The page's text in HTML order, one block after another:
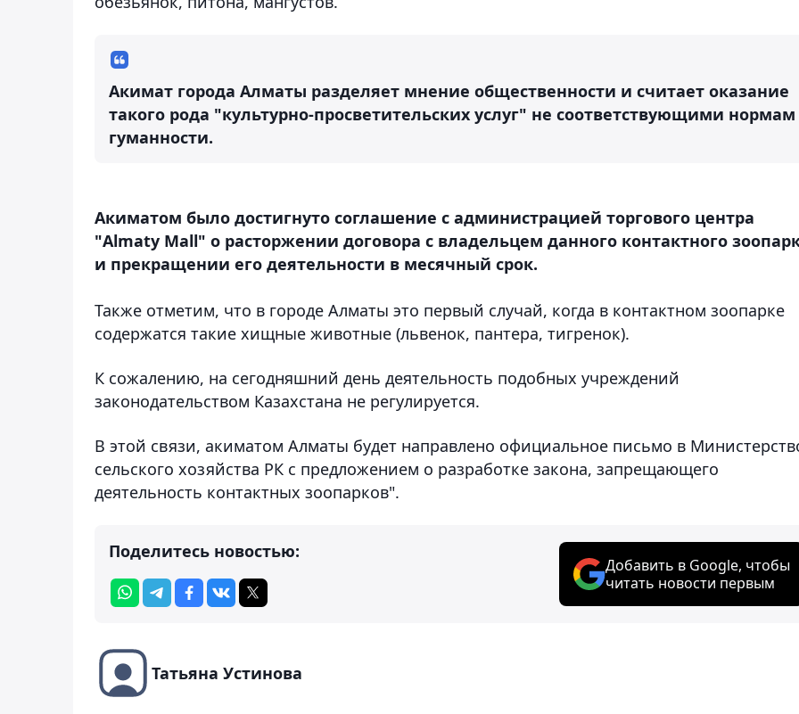
Акимат города Алматы разделяет мнение общественности и считает оказание
такого рода "культурно-просветительских услуг" не соответствующими нормам
гуманности.
Акиматом было достигнуто соглашение с администрацией торгового центра
"Almaty Mall" о расторжении договора с владельцем данного контактного
и прекращении его деятельности в месячный срок.
Также отметим, что в городе Алматы это первый случай, когда в контактном зоопарке
содержатся такие хищные животные (львенок, пантера, тигренок).
К сожалению, на сегодняшний день деятельность подобных учреждений
законодательством Казахстана не регулируется.
В этой связи, акиматом Алматы будет направлено официальное письмо в
сельского хозяйства РК с предложением о разработке закона, запрещающего
деятельность контактных зоопарков".
Поделитесь новостью:
Добавить в Google, чтобы
читать новости первым
Татьяна Устинова